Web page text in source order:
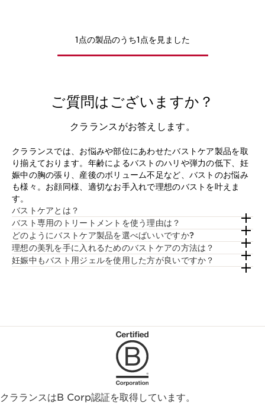
1点の製品のうち1点を見ました
ご質問はございますか？
クラランスがお答えします。
クラランスでは、お悩みや部位にあわせたバストケア製品を取
り揃えております。年齢によるバストのハリや弾力の低下、妊
娠中の胸の張り、産後のボリューム不足など、バストのお悩み
も様々。お顔同様、適切なお手入れで理想のバストを叶えま
す。
バストケアとは？
バスト専用のトリートメントを使う理由は？
どのようにバストケア製品を選べばいいですか?
理想の美乳を手に入れるためのバストケアの方法は？
妊娠中もバスト用ジェルを使用した方が良いですか？
クラランスはB Corp認証を取得しています。